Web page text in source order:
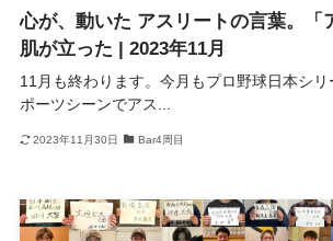
心が、動いた アスリートの言葉。「
肌が立った | 2023年11月
11月も終わります。今月もプロ野球日本シ
ポーツシーンでアス...
2023年11月30日 Bar4周目